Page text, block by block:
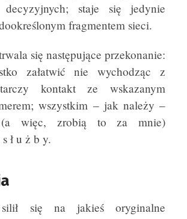
decyzyjnych; staje się jedynie
fragmentem sieci.
się następujące przekonanie:
załatwić nie wychodząc z
kontakt ze wskazanym
wszystkim – jak należy –
więc, zrobią to za mnie)
ł u ż b y.
się na jakieś oryginalne